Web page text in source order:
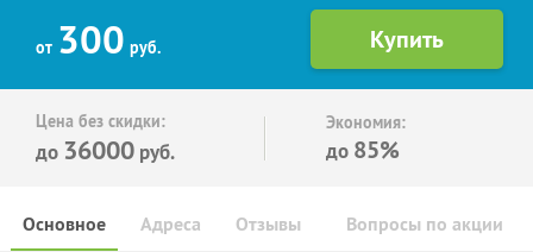
от 300 руб.
Цена без скидки:
до 36000 руб.
Экономия:
до 85%
Основное Отзывы Вопросы по акции
Адреса